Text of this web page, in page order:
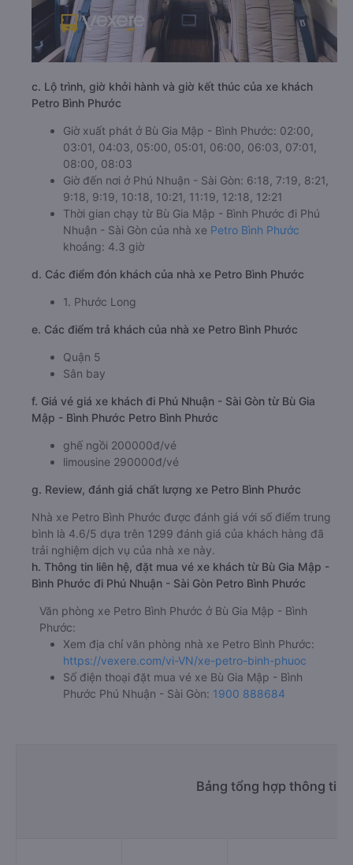
c. Lộ trình, giờ khởi hành và giờ kết thúc của xe khách
Petro Bình Phước
Giờ xuất phát ở Bù Gia Mập - Bình Phước: 02:00,
03:01, 04:03, 05:00, 05:01, 06:00, 06:03, 07:01,
08:00, 08:03
Giờ đến nơi ở Phú Nhuận - Sài Gòn: 6:18, 7:19, 8:21,
9:18, 9:19, 10:18, 10:21, 11:19, 12:18, 12:21
Thời gian chạy từ Bù Gia Mập - Bình Phước đi Phú
Nhuận - Sài Gòn của nhà xe Petro Bình Phước
khoảng: 4.3 giờ
d. Các điểm đón khách của nhà xe Petro Bình Phước
1. Phước Long
e. Các điểm trả khách của nhà xe Petro Bình Phước
Quận 5
Sân bay
f. Giá vé giá xe khách đi Phú Nhuận - Sài Gòn từ Bù Gia
Mập - Bình Phước Petro Bình Phước
ghế ngồi 200000đ/vé
limousine 290000đ/vé
g. Review, đánh giá chất lượng xe Petro Bình Phước
Nhà xe Petro Bình Phước được đánh giá với số điểm trung
bình là 4.6/5 dựa trên 1299 đánh giá của khách hàng đã
trải nghiệm dịch vụ của nhà xe này.
h. Thông tin liên hệ, đặt mua vé xe khách từ Bù Gia Mập -
Bình Phước đi Phú Nhuận - Sài Gòn Petro Bình Phước
Văn phòng xe Petro Bình Phước ở Bù Gia Mập - Bình
Phước:
Xem địa chỉ văn phòng nhà xe Petro Bình Phước:
https://vexere.com/vi-VN/xe-petro-binh-phuoc
Số điện thoại đặt mua vé xe Bù Gia Mập - Bình
Phước Phú Nhuận - Sài Gòn: 1900 888684
Bảng tổng hợp thông tin